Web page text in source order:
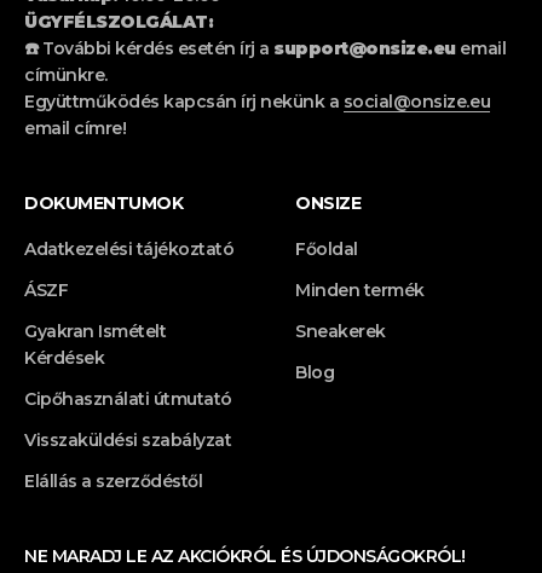
ÜGYFÉLSZOLGÁLAT:
☎️ További kérdés esetén írj a support@onsize.euemail
címünkre.
Együttműködés kapcsán írj nekünk a social@onsize.eu
email címre!
DOKUMENTUMOK
Adatkezelési tájékoztató
ÁSZF
Gyakran Ismételt
Kérdések
Cipőhasználati útmutató
Visszaküldési szabályzat
Elállás a szerződéstől
ONSIZE
Főoldal
Minden termék
Sneakerek
Blog
NE MARADJ LE AZ AKCIÓKRÓL ÉS ÚJDONSÁGOKRÓL!